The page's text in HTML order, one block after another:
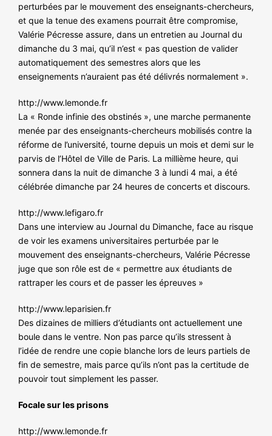
perturbées par le mouvement des enseignants-chercheurs,
et que la tenue des examens pourrait être compromise,
Valérie Pécresse assure, dans un entretien au Journal du
dimanche du 3 mai, qu’il n’est « pas question de valider
automatiquement des semestres alors que les
enseignements n’auraient pas été délivrés normalement ».
http://www.lemonde.fr
La « Ronde infinie des obstinés », une marche permanente
menée par des enseignants-chercheurs mobilisés contre la
réforme de l’université, tourne depuis un mois et demi sur le
parvis de l’Hôtel de Ville de Paris. La millième heure, qui
sonnera dans la nuit de dimanche 3 à lundi 4 mai, a été
célébrée dimanche par 24 heures de concerts et discours.
http://www.lefigaro.fr
Dans une interview au Journal du Dimanche, face au risque
de voir les examens universitaires perturbée par le
mouvement des enseignants-chercheurs, Valérie Pécresse
juge que son rôle est de « permettre aux étudiants de
rattraper les cours et de passer les épreuves »
http://www.leparisien.fr
Des dizaines de milliers d’étudiants ont actuellement une
boule dans le ventre. Non pas parce qu’ils stressent à
l’idée de rendre une copie blanche lors de leurs partiels de
fin de semestre, mais parce qu’ils n’ont pas la certitude de
pouvoir tout simplement les passer.
Focale sur les prisons
http://www.lemonde.fr